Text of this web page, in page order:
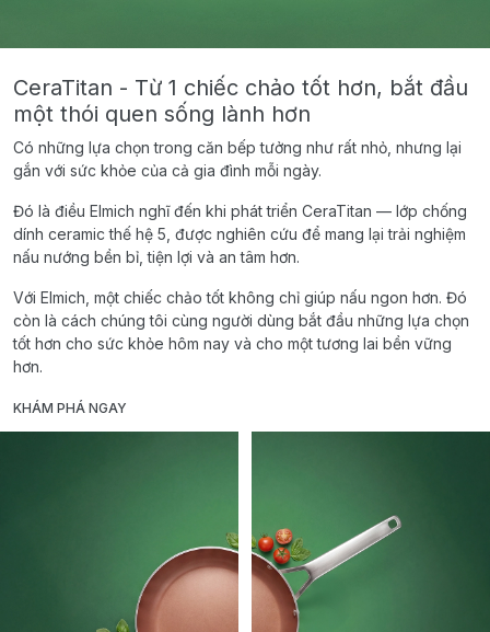
CeraTitan - Từ 1 chiếc chảo tốt hơn, bắt đầu
một thói quen sống lành hơn
Có những lựa chọn trong căn bếp tưởng như rất nhỏ, nhưng lại
gắn với sức khỏe của cả gia đình mỗi ngày.
Đó là điều Elmich nghĩ đến khi phát triển CeraTitan — lớp chống
dính ceramic thế hệ 5, được nghiên cứu để mang lại trải nghiệm
nấu nướng bền bỉ, tiện lợi và an tâm hơn.
Với Elmich, một chiếc chảo tốt không chỉ giúp nấu ngon hơn. Đó
còn là cách chúng tôi cùng người dùng bắt đầu những lựa chọn
tốt hơn cho sức khỏe hôm nay và cho một tương lai bền vững
hơn.
KHÁM PHÁ NGAY